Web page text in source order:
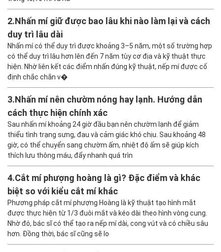
2.Nhấn mí giữ được bao lâu khi nào làm lại và cách
duy trì lâu dài
Nhấn mí có thể duy trì được khoảng 3–5 năm, một số trường hợp
có thể duy trì lâu hơn lên đến 7 năm tùy cơ địa và kỹ thuật thực
hiện. Nhờ liên kết các điểm nhấn đúng kỹ thuật, nếp mí được cố
định chắc chắn v�
3.Nhấn mí nên chườm nóng hay lạnh. Hướng dẫn
cách thực hiện chính xác
Sau nhấn mí khoảng 24 giờ đầu bạn nên chườm lạnh để giảm
thiểu tình trạng sưng, đau và cảm giác khó chịu. Sau khoảng 48
giờ, có thể chuyển sang chườm ấm, nhiệt độ ấm sẽ giúp kích
thích lưu thông máu, đẩy nhanh quá trìn
4.Cắt mí phượng hoàng là gì? Đặc điểm và khác
biệt so với kiểu cắt mí khác
Phương pháp cắt mí phượng Hoàng là kỹ thuật tạo hình mắt
được thực hiện từ 1/3 đuôi mắt và kéo dài theo hình vòng cung.
Nhờ đó, bác sĩ có thể tạo ra nếp mí dài, cong vút và có chiều sâu
hơn. Đồng thời, bác sĩ cũng sẽ lo